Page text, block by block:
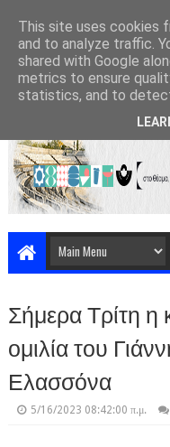
Σήμερα Τρίτη η
ομιλία του
Ελασσόνα
5/16/2023 08:42:00 π.μ.
This site uses cookies
and to analyze traffic.
shared with Google
metrics to ensure
statistics, and to